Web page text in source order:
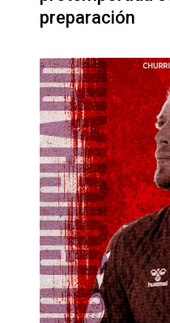
preparación